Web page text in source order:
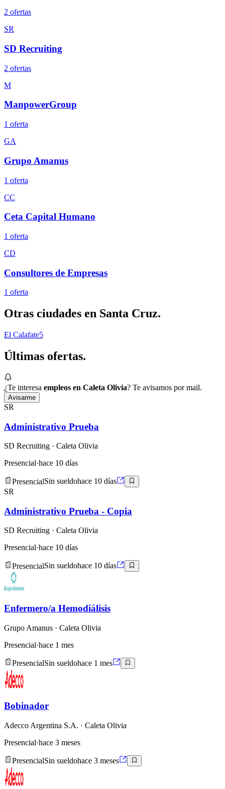
2 ofertas
SR
SD Recruiting
2 ofertas
M
ManpowerGroup
1 oferta
GA
Grupo Amanus
1 oferta
CC
Ceta Capital Humano
1 oferta
CD
Consultores de Empresas
1 oferta
Otras ciudades en Santa Cruz.
El Calafate5
Últimas ofertas.
¿Te interesa empleos en Caleta Olivia? Te avisamos por mail.
Avisarme
SR
Administrativo Prueba
SD Recruiting · Caleta Olivia
Presencial·hace 10 días
PresencialSin sueldohace 10 días
SR
Administrativo Prueba - Copia
SD Recruiting · Caleta Olivia
Presencial·hace 10 días
PresencialSin sueldohace 10 días
Enfermero/a Hemodiálisis
Grupo Amanus · Caleta Olivia
Presencial·hace 1 mes
PresencialSin sueldohace 1 mes
Bobinador
Adecco Argentina S.A. · Caleta Olivia
Presencial·hace 3 meses
PresencialSin sueldohace 3 meses